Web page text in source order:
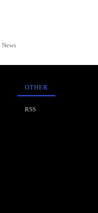
OTHER
RSS